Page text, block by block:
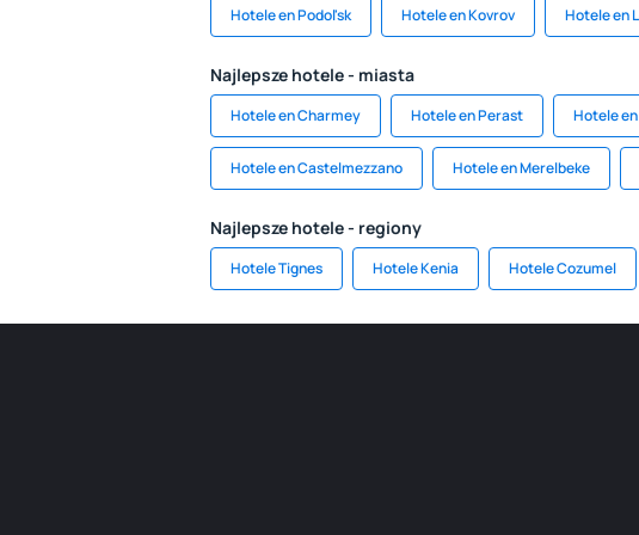
Hotele en Podol'sk Hotele en Kovrov Hotele en
Najlepsze hotele - miasta
Hotele en Charmey Hotele en Perast Hotele
Hotele en Castelmezzano Hotele en Merelbeke
Najlepsze hotele - regiony
Hotele Tignes Hotele Kenia Hotele Cozumel